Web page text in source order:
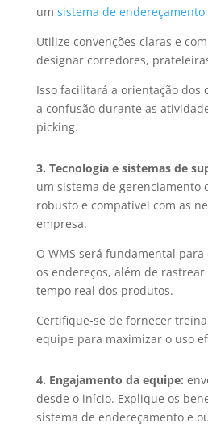
um sistema de
Utilize convenções claras e
designar corredores,
Isso facilitará a orientação dos
a confusão durante as
picking.
3. Tecnologia e sistemas de
um sistema de gerenciamento
robusto e compatível com as
empresa.
O WMS será fundamental
os endereços, além de rastrear
tempo real dos produtos.
Certifique-se de fornecer
equipe para maximizar o uso
4. Engajamento da equipe:
desde o início. Explique os
sistema de endereçamento e